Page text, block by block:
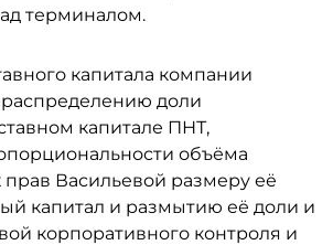
терминалом.
капитала компании
доли
капитале ПНТ,
объёма
Васильевой размеру её
капитал и размытию её доли и
корпоративного контроля и